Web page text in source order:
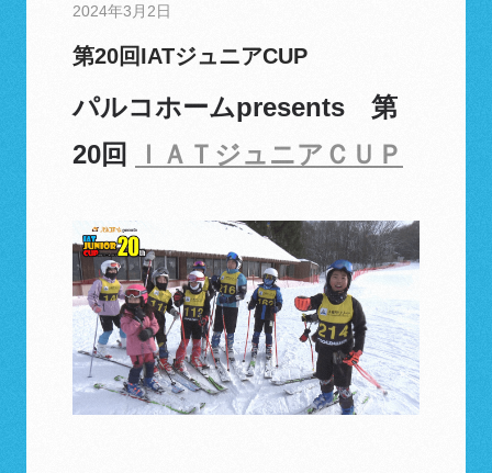
2024年3月2日
第20回IATジュニアCUP
パルコホームpresents 第
20回
ＩＡＴジュニアＣＵＰ